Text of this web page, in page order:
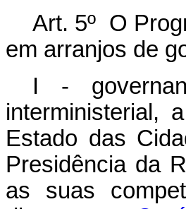
Art. 5º O
em arranjos de
I -
interministerial,
Estado das
Presidência da
as suas